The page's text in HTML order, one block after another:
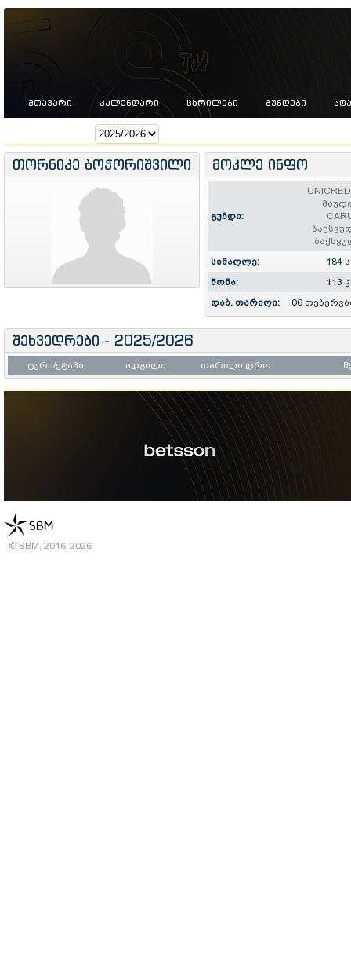
ᲛᲗᲐᲕᲐᲠᲘ ᲙᲐᲚᲔᲜᲓᲐᲠᲘ ᲪᲮᲠᲘᲚᲔᲑᲘ ᲒᲣᲜᲓᲔᲑᲘ
თორნიკე ბოჭორიშვილი მოკლე ინფო
გუნდი:
სიმაღლე:
184
წონა:
113
დაბ. თარიღი:
06
შეხვედრები - 2025/2026
ტური/ეტაპი ადგილი თარიღი,დრო
© SBM, 2016-2026